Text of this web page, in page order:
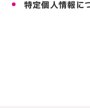
特定個人情報に